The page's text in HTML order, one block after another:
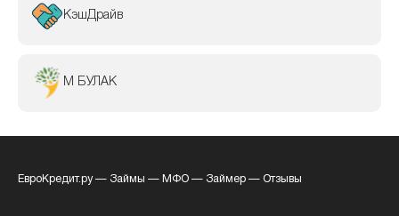
КэшДрайв
М БУЛАК
ЕвроКредит.ру— Займы — МФО — Займер — Отзывы